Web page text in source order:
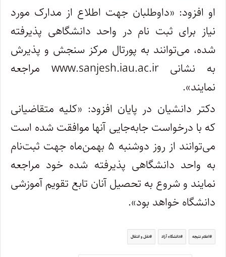
او افزود: «داوطلبان جهت اطلاع از مدارک مورد
نیاز برای ثبت نام در واحد دانشگاهی پذیرفته
شده، می‌توانند به پورتال مرکز سنجش و پذیرش
به نشانی www.sanjesh.iau.ac.ir مراجعه
نمایند».
دکتر دانشیان در پایان افزود: «کلیه متقاضیانی
که با درخواست جابه‌جایی آنها موافقت شده است
می‌توانند از روز دوشنبه ۵ بهمن‌ماه جهت ثبت‌نام
به واحد دانشگاهی پذیرفته شده خود مراجعه
نمایند و شروع به تحصیل آنان تابع تقویم آموزشی
دانشگاه خواهد بود».
اعلام نتیجه دانشگاه آزاد نقل و انتقال